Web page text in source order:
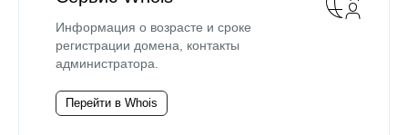
Информация о возрасте и сроке
регистрации домена, контакты
администратора.
Перейти в Whois